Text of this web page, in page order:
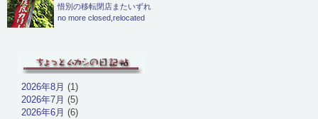
惜別の移転閉店またいずれ
no more closed,relocated
2026年8月 (1)
2026年7月 (5)
2026年6月 (6)